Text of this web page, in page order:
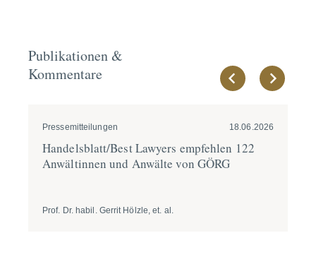
Publikationen &
Kommentare
Pressemitteilungen 18.06.2026
Handels­blatt/Best Lawyers empfehlen 122
Anwäl­tinnen und Anwälte von GÖRG
Prof. Dr. habil. Gerrit Hölzle, et. al.